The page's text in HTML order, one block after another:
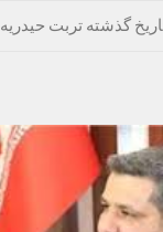
گذشته تربت حیدریه